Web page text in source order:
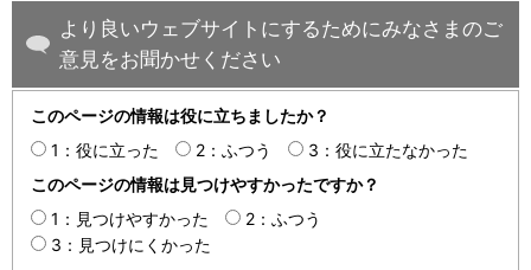
より良いウェブサイトにするためにみなさまのご
意見をお聞かせください
このページの情報は役に立ちましたか？
1：役に立った
2：ふつう
3：役に立たなかった
このページの情報は見つけやすかったですか？
1：見つけやすかった
2：ふつう
3：見つけにくかった